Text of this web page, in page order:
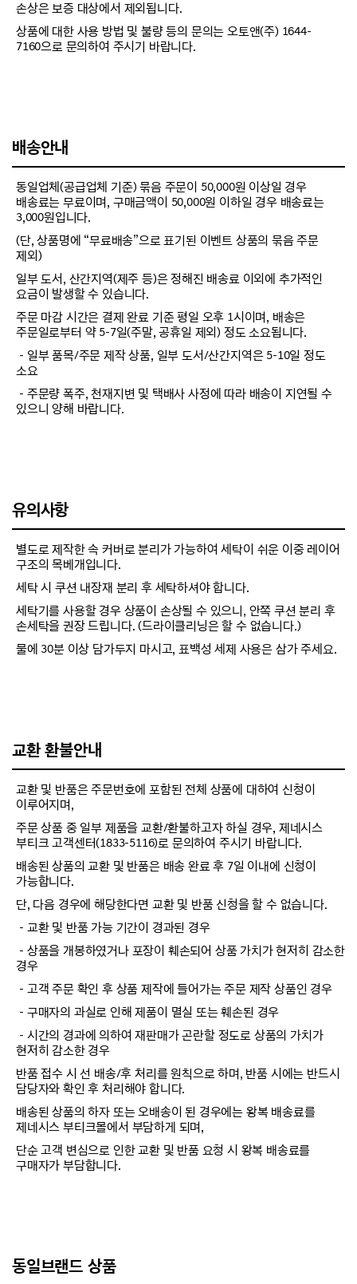
손상은 보증 대상에서 제외됩니다.
상품에 대한 사용 방법 및 불량 등의 문의는 오토앤(주) 1644-
7160으로 문의하여 주시기 바랍니다.
배송안내
동일업체(공급업체 기준) 묶음 주문이 50,000원 이상일 경우
배송료는 무료이며, 구매금액이 50,000원 이하일 경우 배송료는
3,000원입니다.
(단, 상품명에 “무료배송”으로 표기된 이벤트 상품의 묶음 주문
제외)
일부 도서, 산간지역(제주 등)은 정해진 배송료 이외에 추가적인
요금이 발생할 수 있습니다.
주문 마감 시간은 결제 완료 기준 평일 오후 1시이며, 배송은
주문일로부터 약 5-7일(주말, 공휴일 제외) 정도 소요됩니다.
－일부 품목/주문 제작 상품, 일부 도서/산간지역은 5-10일 정도
소요
－주문량 폭주, 천재지변 및 택배사 사정에 따라 배송이 지연될 수
있으니 양해 바랍니다.
유의사항
별도로 제작한 속 커버로 분리가 가능하여 세탁이 쉬운 이중 레이어
구조의 목베개입니다.
세탁 시 쿠션 내장재 분리 후 세탁하셔야 합니다.
세탁기를 사용할 경우 상품이 손상될 수 있으니, 안쪽 쿠션 분리 후
손세탁을 권장 드립니다. (드라이클리닝은 할 수 없습니다.)
물에 30분 이상 담가두지 마시고, 표백성 세제 사용은 삼가 주세요.
교환 환불안내
교환 및 반품은 주문번호에 포함된 전체 상품에 대하여 신청이
이루어지며,
주문 상품 중 일부 제품을 교환/환불하고자 하실 경우, 제네시스
부티크 고객센터(1833-5116)로 문의하여 주시기 바랍니다.
배송된 상품의 교환 및 반품은 배송 완료 후 7일 이내에 신청이
가능합니다.
단, 다음 경우에 해당한다면 교환 및 반품 신청을 할 수 없습니다.
－교환 및 반품 가능 기간이 경과된 경우
－상품을 개봉하였거나 포장이 훼손되어 상품 가치가 현저히 감소한
경우
－고객 주문 확인 후 상품 제작에 들어가는 주문 제작 상품인 경우
－구매자의 과실로 인해 제품이 멸실 또는 훼손된 경우
－시간의 경과에 의하여 재판매가 곤란할 정도로 상품의 가치가
현저히 감소한 경우
반품 접수 시 선 배송/후 처리를 원칙으로 하며, 반품 시에는 반드시
담당자와 확인 후 처리해야 합니다.
배송된 상품의 하자 또는 오배송이 된 경우에는 왕복 배송료를
제네시스 부티크몰에서 부담하게 되며,
단순 고객 변심으로 인한 교환 및 반품 요청 시 왕복 배송료를
구매자가 부담합니다.
동일브랜드 상품